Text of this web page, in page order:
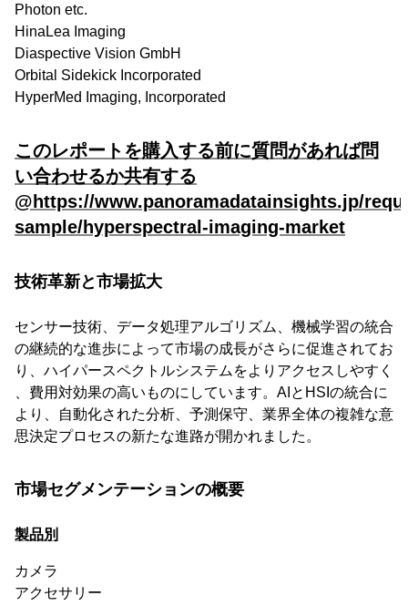
Photon etc.
HinaLea Imaging
Diaspective Vision GmbH
Orbital Sidekick Incorporated
HyperMed Imaging, Incorporated
このレポートを購入する前に質問があれば問
い合わせるか共有する
@https://www.panoramadatainsights.jp/
sample/hyperspectral-imaging-market
技術革新と市場拡大
センサー技術、データ処理アルゴリズム、機械学習の統合
の継続的な進歩によって市場の成長がさらに促進されてお
り、ハイパースペクトルシステムをよりアクセスしやすく
、費用対効果の高いものにしています。AIとHSIの統合に
より、自動化された分析、予測保守、業界全体の複雑な意
思決定プロセスの新たな進路が開かれました。
市場セグメンテーションの概要
製品別
カメラ
アクセサリー